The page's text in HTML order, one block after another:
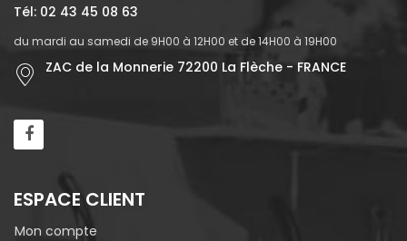
Tél: 02 43 45 08 63
du mardi au samedi de 9H00 à 12H00 et de 14H00 à 19H00
ZAC de la Monnerie 72200 La Flèche - FRANCE
ESPACE CLIENT
Mon compte